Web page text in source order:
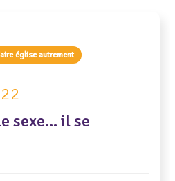
église autrement
sexe… il se